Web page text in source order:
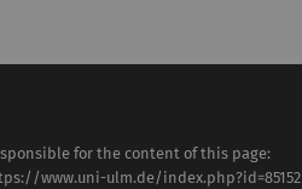
for the content of this page:
www.uni-ulm.de/index.php?id=85152